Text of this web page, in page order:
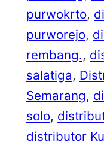
purwokrto,
purworejo,
rembang.,
salatiga,
Semarang,
solo,
distributor